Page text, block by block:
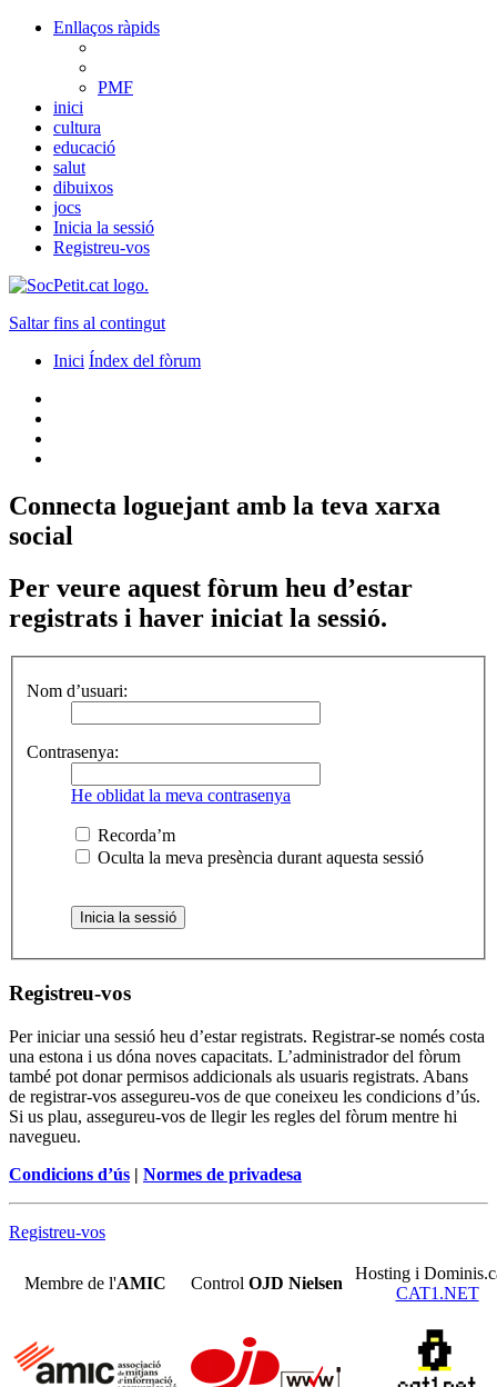
Enllaços ràpids
PMF
inici
cultura
educació
salut
dibuixos
jocs
Inicia la sessió
Registreu-vos
Saltar fins al contingut
Inici Índex del fòrum
Connecta loguejant amb la teva xarxa
social
Per veure aquest fòrum heu d’estar
registrats i haver iniciat la sessió.
Nom d’usuari:
Contrasenya:
He oblidat la meva contrasenya
Recorda’m
Oculta la meva presència durant aquesta sessió
Registreu-vos
Per iniciar una sessió heu d’estar registrats. Registrar-se només costa
una estona i us dóna noves capacitats. L’administrador del fòrum
també pot donar permisos addicionals als usuaris registrats. Abans
de registrar-vos assegureu-vos de que coneixeu les condicions d’ús.
Si us plau, assegureu-vos de llegir les regles del fòrum mentre hi
navegueu.
Condicions d’ús | Normes de privadesa
Registreu-vos
Membre de l'AMIC Control OJD Nielsen
Hosting i
CAT1.NET